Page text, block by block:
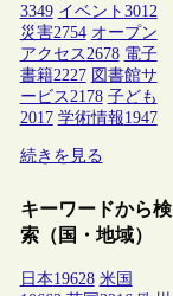
3349 イベント 3012
災害2754 オープン
アクセス2678 電子
書籍2227 図書館サ
ービス2178 子ども
2017 学術情報1947
続きを見る
キーワードから検
索（国・地域）
日本19628 米国